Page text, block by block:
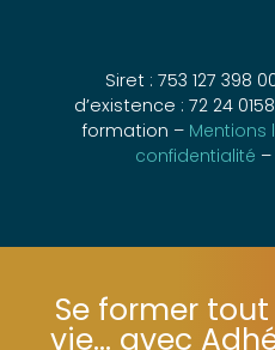
Siret : 753 127 398
d’existence : 72 24
formation –Mentions
Se former